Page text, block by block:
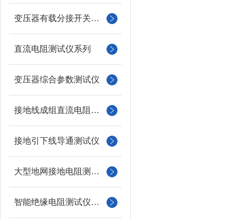
变压器有载分接开关测试仪
直流电阻测试仪系列
变压器综合参数测试仪
接地线成组直流电阻测试仪
接地引下线导通测试仪
大型地网接地电阻测试仪
智能绝缘电阻测试仪（兆欧表）